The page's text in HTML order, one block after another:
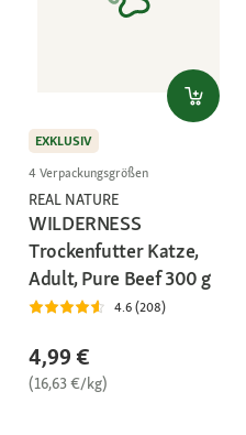
EXKLUSIV
4 Verpackungsgrößen
REAL NATURE
WILDERNESS
Trockenfutter Katze,
Adult, Pure Beef 300 g
4.6 (208)
4,99 €
(16,63 €/kg)